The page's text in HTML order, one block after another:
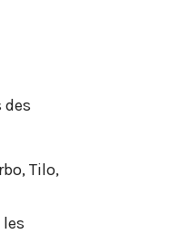
des
Tilo,